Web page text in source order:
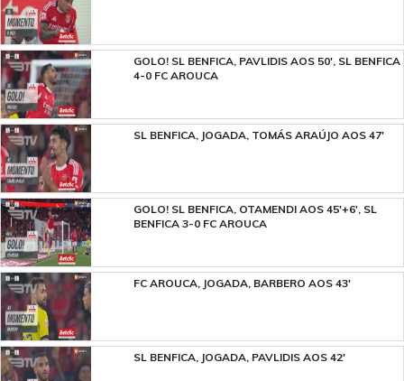
GOLO! SL BENFICA, PAVLIDIS AOS 50', SL BENFICA
4-0 FC AROUCA
SL BENFICA, JOGADA, TOMÁS ARAÚJO AOS 47'
GOLO! SL BENFICA, OTAMENDI AOS 45'+6', SL
BENFICA 3-0 FC AROUCA
FC AROUCA, JOGADA, BARBERO AOS 43'
SL BENFICA, JOGADA, PAVLIDIS AOS 42'